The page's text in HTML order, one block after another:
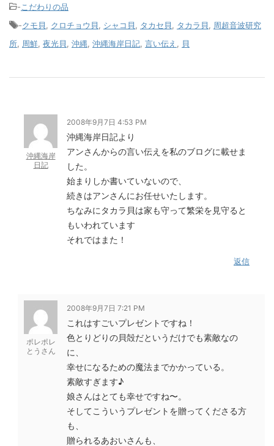
- こだわりの品
-クモ貝 クロチョウ貝 シャコ貝 タカセ貝 タカラ貝
周超音波研究
所
周鮮 夜光貝 沖縄 沖縄海岸日記 言い伝え 貝
沖縄海岸
日記
2008年9月7日 4:53 PM
沖縄海岸日記より
アンさんからの言い伝えを私のブログに載せま
した。
始まりしか書いていないので、
続きはアンさんにお任せいたします。
ちなみにタカラ貝は家も守って繁栄を見守ると
もいわれています
それではまた！
返信
ポレポレ
とうさん
2008年9月7日 7:21 PM
これはすごいプレゼントですね！
色とりどりの貝殻だというだけでも素敵なの
に、
幸せになるための魔法までかかっている。
素敵すぎます♪
娘さんはとても幸せですね〜。
そしてこういうプレゼントを贈ってくださる方
も、
贈られるあおいさんも、